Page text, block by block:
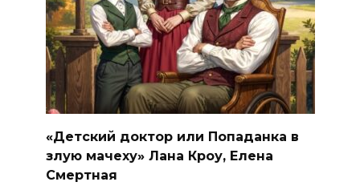
«Детский доктор или Попаданка в
злую мачеху» Лана Кроу, Елена
Смертная